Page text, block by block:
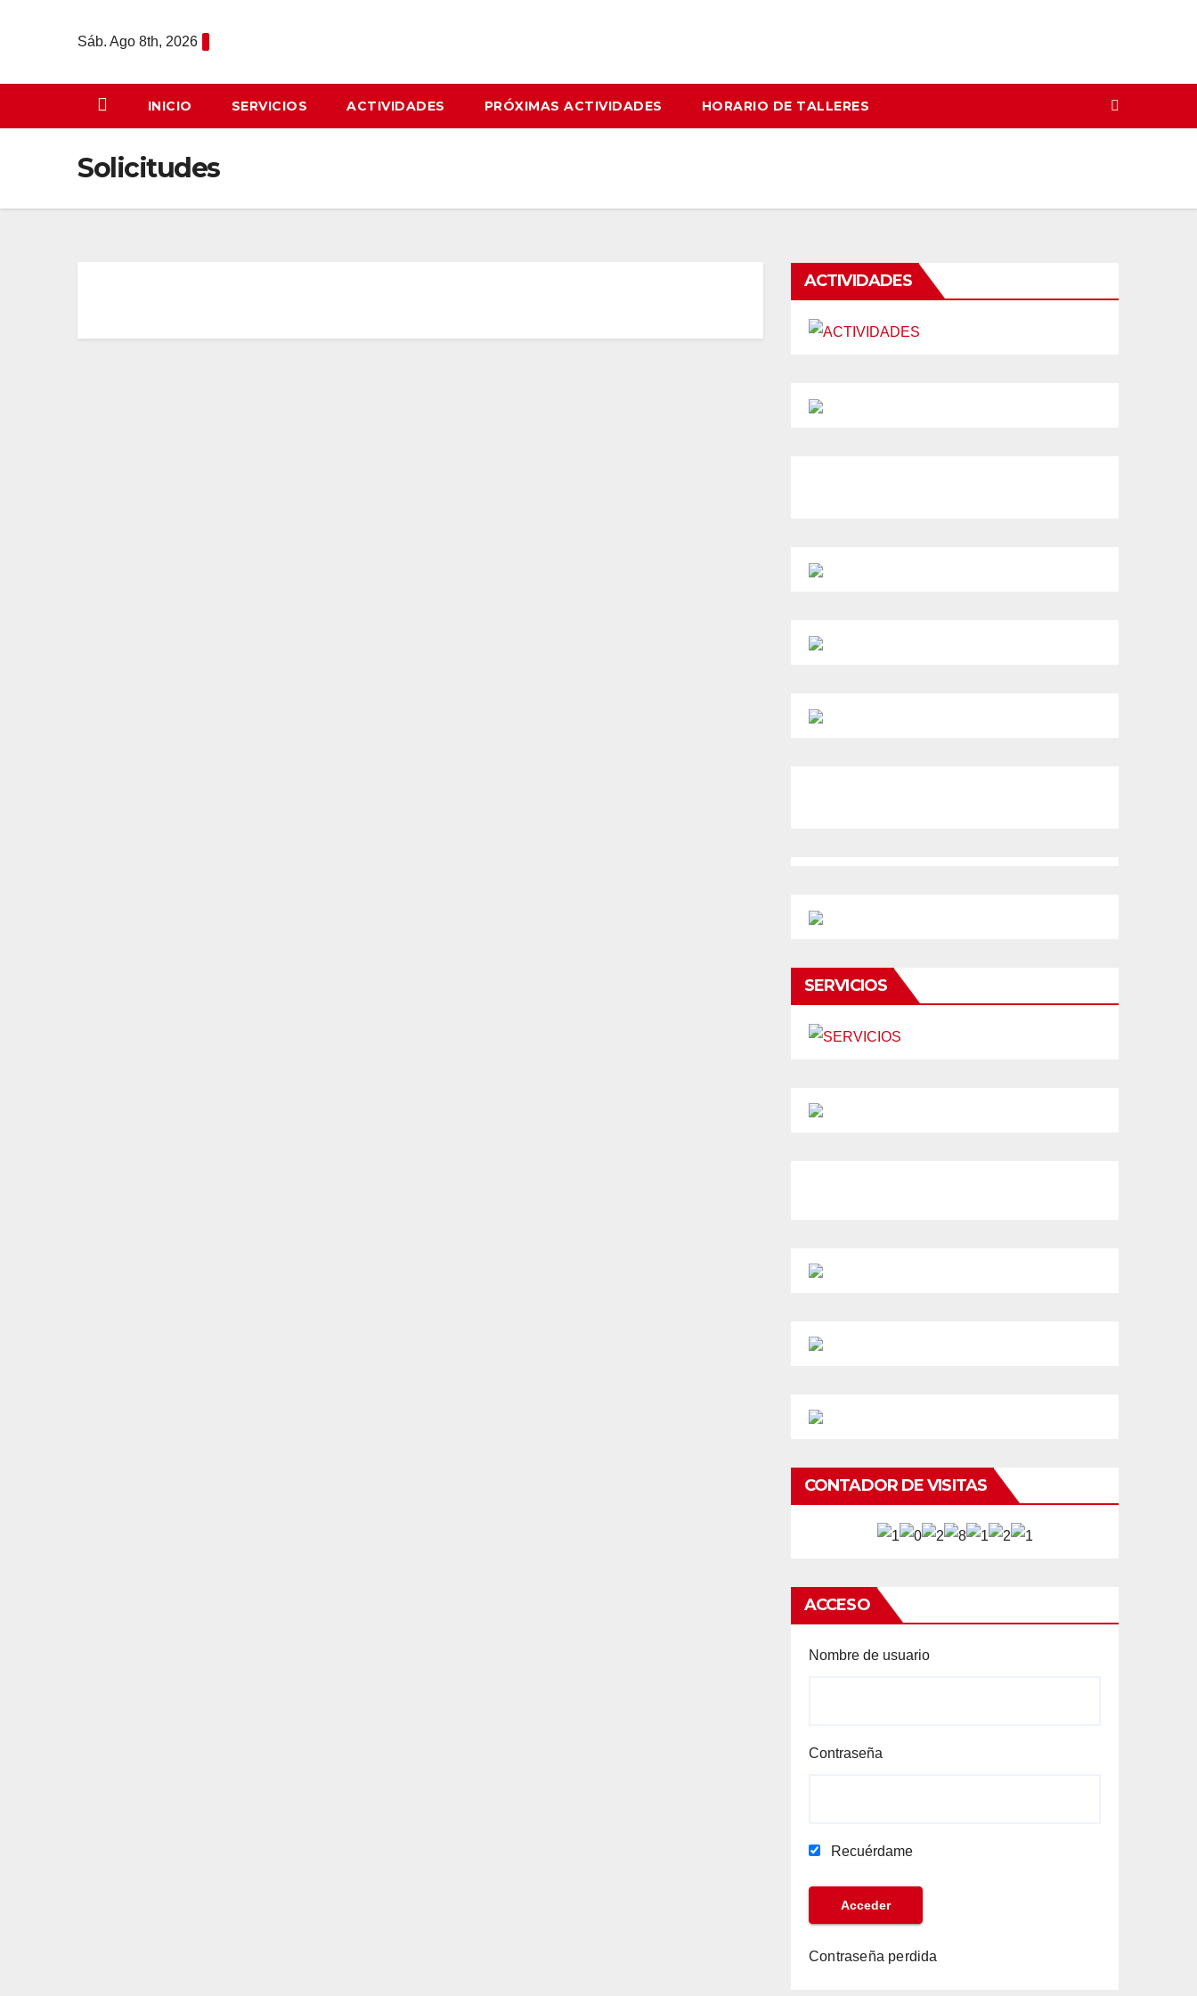
Sáb. Ago 8th, 2026
INICIO SERVICIOS ACTIVIDADES PRÓXIMAS ACTIVIDADES HORARIO DE TALLERES
Solicitudes
ACTIVIDADES
SERVICIOS
CONTADOR DE VISITAS
ACCESO
Nombre de usuario
Contraseña
Recuérdame
Contraseña perdida